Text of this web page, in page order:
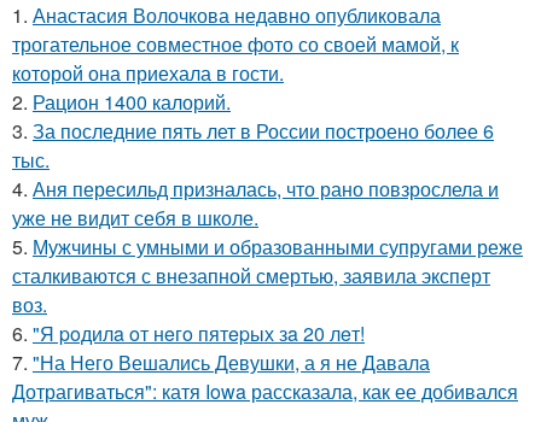
1. Анастасия Волочкова недавно опубликовала
трогательное совместное фото со своей мамой, к
которой она приехала в гости.
2. Рацион 1400 калорий.
3. За последние пять лет в России построено более 6
тыс.
4. Аня пересильд призналась, что рано повзрослела и
уже не видит себя в школе.
5. Мужчины с умными и образованными супругами реже
сталкиваются с внезапной смертью, заявила эксперт
воз.
6. "Я poдилa oт нeгo пятepых зa 20 лeт!
7. "На Него Вешались Девушки, а я не Давала
Дотрагиваться": катя Iowa рассказала, как ее добивался